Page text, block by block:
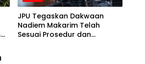
JPU Tegaskan Dakwaan
Nadiem Makarim Telah
Sesuai Prosedur dan